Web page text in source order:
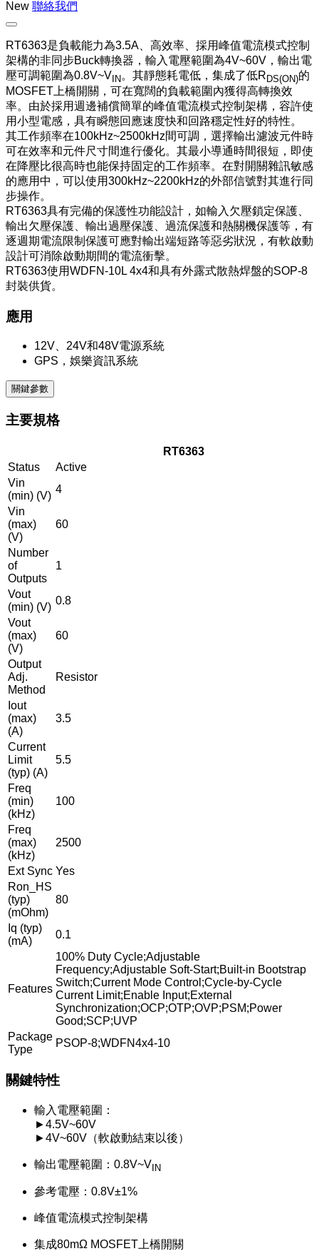
New 聯絡我們
RT6363是負載能力為3.5A、高效率、採用峰值電流模式控制
架構的非同步Buck轉換器，輸入電壓範圍為4V~60V，輸出電
壓可調範圍為0.8V~V IN 。其靜態耗電低，集成了低R DS(ON)的
MOSFET上橋開關，可在寬闊的負載範圍內獲得高轉換效
率。由於採用週邊補償簡單的峰值電流模式控制架構，容許使
用小型電感，具有瞬態回應速度快和回路穩定性好的特性。
其工作頻率在100kHz~2500kHz間可調，選擇輸出濾波元件時
可在效率和元件尺寸間進行優化。其最小導通時間很短，即使
在降壓比很高時也能保持固定的工作頻率。在對開關雜訊敏感
的應用中，可以使用300kHz~2200kHz的外部信號對其進行同
步操作。
RT6363具有完備的保護性功能設計，如輸入欠壓鎖定保護、
輸出欠壓保護、輸出過壓保護、過流保護和熱關機保護等，有
逐週期電流限制保護可應對輸出端短路等惡劣狀況，有軟啟動
設計可消除啟動期間的電流衝擊。
RT6363使用WDFN-10L 4x4和具有外露式散熱焊盤的SOP-8
封裝供貨。
應用
12V、24V和48V電源系統
GPS，娛樂資訊系統
關鍵參數
主要規格
RT6363
Status
Active
Vin
(min) (V)
4
Vin
(max)
(V)
60
Number
of
Outputs
1
Vout
(min) (V)
0.8
Vout
(max)
(V)
60
Output
Adj.
Method
Resistor
Iout
(max)
(A)
3.5
Current
Limit
(typ) (A)
5.5
Freq
(min)
(kHz)
100
Freq
(max)
(kHz)
2500
Ext Sync Yes
Ron_HS
(typ)
(mOhm)
80
Iq (typ)
(mA)
0.1
Features
100% Duty Cycle;Adjustable
Frequency;Adjustable Soft-Start;Built-in Bootstrap
Switch;Current Mode Control;Cycle-by-Cycle
Current Limit;Enable Input;External
Synchronization;OCP;OTP;OVP;PSM;Power
Good;SCP;UVP
Package
Type
PSOP-8;WDFN4x4-10
關鍵特性
輸入電壓範圍：
►4.5V~60V
►4V~60V（軟啟動結束以後）
輸出電壓範圍：0.8V~V IN
參考電壓：0.8V±1%
峰值電流模式控制架構
集成80mΩ MOSFET上橋開關